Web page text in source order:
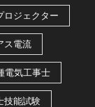
ロジェクター
ス電流
電気工事士
技能試験